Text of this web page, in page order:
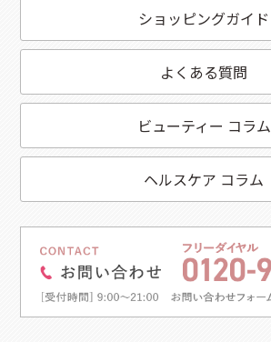
ショッピングガイド
よくある質問
ビューティー コラム
ヘルスケア コラム